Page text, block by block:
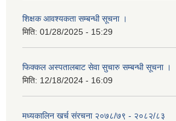
शिक्षक आवश्यकता सम्बन्धी सूचना ।
मिति: 01/28/2025 - 15:29
फिक्कल अस्पतालबाट सेवा सुचारु सम्बन्धी सूचना ।
मिति: 12/18/2024 - 16:09
मध्यकालिन खर्च संरचना २०७८/७९ - २०८२/८३